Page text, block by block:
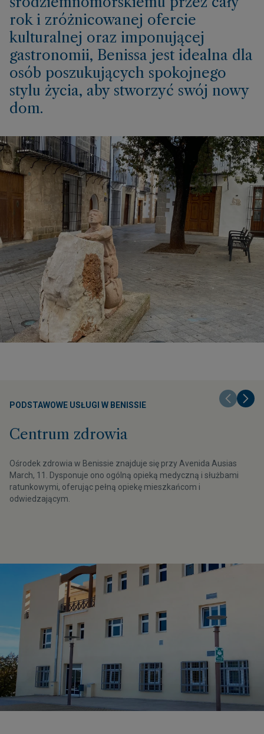
rok i zróżnicowanej ofercie
kulturalnej oraz imponującej
gastronomii, Benissa jest idealna dla
osób poszukujących spokojnego
stylu życia, aby stworzyć swój nowy
dom.
PODSTAWOWE USŁUGI W BENISSIE
Centrum zdrowia
Ośrodek zdrowia w Benissie znajduje się przy Avenida Ausias
March, 11. Dysponuje ono ogólną opieką medyczną i służbami
ratunkowymi, oferując pełną opiekę mieszkańcom i
odwiedzającym.